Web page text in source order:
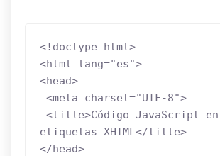
<!doctype html>
<html lang="es">
<head>
etiquetas XHTML</title>
</head>